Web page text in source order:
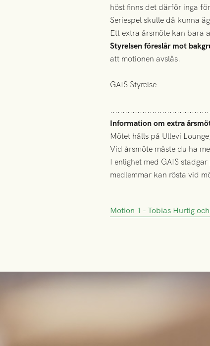
höst finns det därför inga
Seriespel skulle då kunna
Ett extra årsmöte kan bara
Styrelsen föreslår mot
att motionen avslås.
GAIS Styrelse
Information om extra
Mötet hålls på Ullevi
Vid årsmöte måste du ha
I enlighet med GAIS
medlemmar kan rösta vid
Motion 1 - Tobias Hurtig